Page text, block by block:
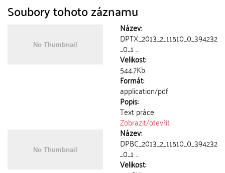
Soubory tohoto záznamu
Název:
DPTX_2013_2_11510_0_394232
_0_1 ...
Velikost:
544.7Kb
Formát:
application/pdf
Popis:
Text práce
Zobrazit/otevřít
Název:
DPBC_2013_2_11510_0_394232
_0_1 ...
Velikost: